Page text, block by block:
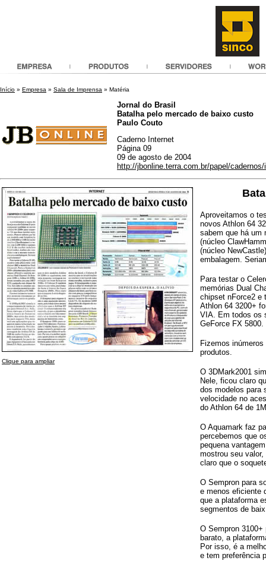
Início » Empresa » Sala de Imprensa » Matéria
Jornal do Brasil
Batalha pelo mercado de baixo custo
Paulo Couto
Caderno Internet
Página 09
09 de agosto de 2004
http://jbonline.terra.com.br/papel/
Clique para ampliar
Aproveitamos o
novos Athlon 64
sabem que há um
(núcleo
(núcleo
embalagem.
Para testar o
memórias Dual
chipset nForce2 e
Athlon 64 3200+
VIA. Em todos os
GeForce FX 5800.
Fizemos
produtos.
O 3DMark2001
Nele, ficou claro
dos modelos para
velocidade no
do Athlon 64 de
O Aquamark faz
percebemos que
pequena
mostrou seu
claro que o
O Sempron para
e menos eficiente
que a plataforma
segmentos de
O Sempron 3100+
barato, a
Por isso, é a
e tem preferência